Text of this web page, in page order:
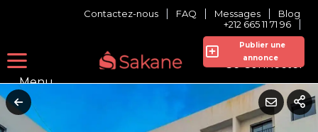
Blog
Messages
FAQ
Contactez-nous
+212 665 11 71 96
Menu
Se Connecter
Publier une
annonce